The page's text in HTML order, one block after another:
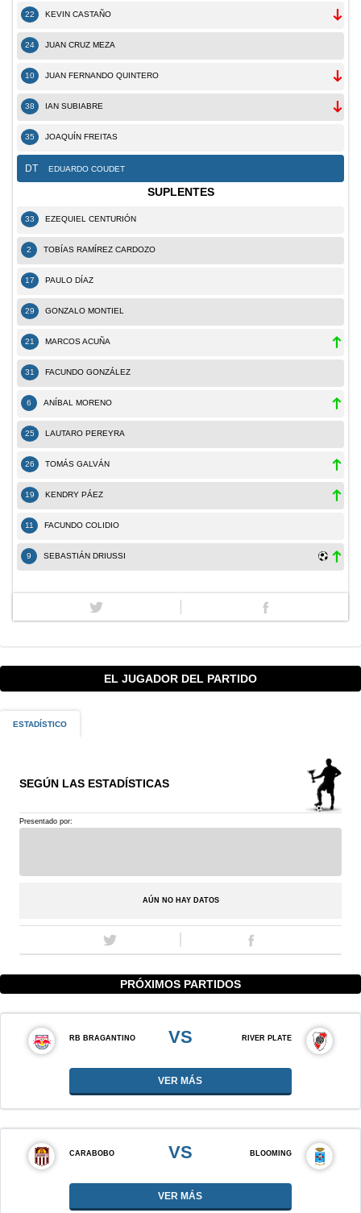
22 KEVIN CASTAÑO
24 JUAN CRUZ MEZA
10 JUAN FERNANDO QUINTERO
38 IAN SUBIABRE
35 JOAQUÍN FREITAS
DT EDUARDO COUDET
SUPLENTES
33 EZEQUIEL CENTURIÓN
2 TOBÍAS RAMÍREZ CARDOZO
17 PAULO DÍAZ
29 GONZALO MONTIEL
21 MARCOS ACUÑA
31 FACUNDO GONZÁLEZ
6 ANÍBAL MORENO
25 LAUTARO PEREYRA
26 TOMÁS GALVÁN
19 KENDRY PÁEZ
11 FACUNDO COLIDIO
9 SEBASTIÁN DRIUSSI
EL JUGADOR DEL PARTIDO
ESTADÍSTICO
SEGÚN LAS ESTADÍSTICAS
Presentado por:
AÚN NO HAY DATOS
PRÓXIMOS PARTIDOS
RB BRAGANTINO VS RIVER PLATE
VER MÁS
CARABOBO VS BLOOMING
VER MÁS